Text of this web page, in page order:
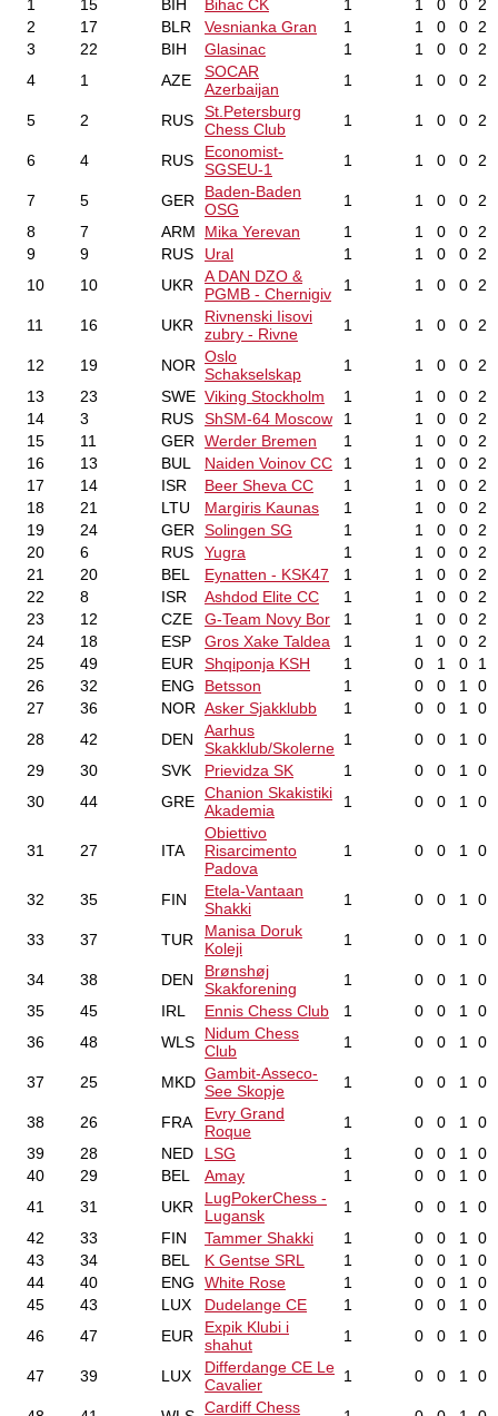
1
15 BIH Bihac CK 1 1 0 0
2
2
17 BLR Vesnianka Gran 1 1 0 0
2
3
22 BIH Glasinac 1 1 0 0
2
4
1 AZE
SOCAR
Azerbaijan
1 1 0 0 2
5 2 RUS
St.Petersburg
Chess Club
1 1 0 0 2
6 4 RUS
Economist-
SGSEU-1
1 1 0 0 2
7 5 GER
Baden-Baden
OSG
1 1 0 0
2
8
7 ARM Mika Yerevan 1 1 0 0
2
9
9 RUS Ural 1 1 0 0
2
10
10 UKR
A DAN DZO &
PGMB - Chernigiv
1 1 0 0 2
11 16 UKR
Rivnenski Iisovi
zubry - Rivne
1 1 0 0 2
12 19 NOR Oslo
Schakselskap
1 1 0 0
2
13
23 SWE Viking Stockholm 1 1 0 0
2
14
3 RUS ShSM-64 Moscow 1 1 0 0
2
15
11 GER Werder Bremen 1 1 0 0
2
16
13 BUL Naiden Voinov CC 1 1 0 0
2
17
14 ISR Beer Sheva CC 1 1 0 0
2
18
21 LTU Margiris Kaunas 1 1 0 0
2
19
24 GER Solingen SG 1 1 0 0
2
20
6 RUS Yugra 1 1 0 0
2
21
20 BEL Eynatten - KSK47 1 1 0 0
2
22
8 ISR Ashdod Elite CC 1 1 0 0
2
23
12 CZE G-Team Novy Bor 1 1 0 0
2
24
18 ESP Gros Xake Taldea 1 1 0 0
2
25
49 EUR Shqiponja KSH 1 0 1 0
1
26
32 ENG Betsson 1 0 0 1
0
27
36 NOR Asker Sjakklubb 1 0 0 1
0
28
42 DEN
Aarhus
Skakklub/Skolerne 1 0 0 1
0
29
30 SVK Prievidza SK 1 0 0 1
0
30
44 GRE Chanion Skakistiki
Akademia
1 0 0 1 0
31 27 ITA
Obiettivo
Risarcimento
Padova
1 0 0 1 0
32 35 FIN
Etela-Vantaan
Shakki
1 0 0 1 0
33 37 TUR
Manisa Doruk
Koleji
1 0 0 1 0
34 38 DEN
Brønshøj
Skakforening
1 0 0 1
0
35
45 IRL Ennis Chess Club 1 0 0 1
0
36
48 WLS
Nidum Chess
Club
1 0 0 1 0
37 25 MKD Gambit-Asseco-
See Skopje
1 0 0 1 0
38 26 FRA
Evry Grand
Roque
1 0 0 1
0
39
28 NED LSG 1 0 0 1
0
40
29 BEL Amay 1 0 0 1
0
41
31 UKR
LugPokerChess -
Lugansk
1 0 0 1
0
42
33 FIN Tammer Shakki 1 0 0 1
0
43
34 BEL K Gentse SRL 1 0 0 1
0
44
40 ENG White Rose 1 0 0 1
0
45
43 LUX Dudelange CE 1 0 0 1
0
46
47 EUR
Expik Klubi i
shahut
1 0 0 1 0
47 39 LUX
Differdange CE Le
Cavalier
1 0 0 1 0
Cardiff Chess